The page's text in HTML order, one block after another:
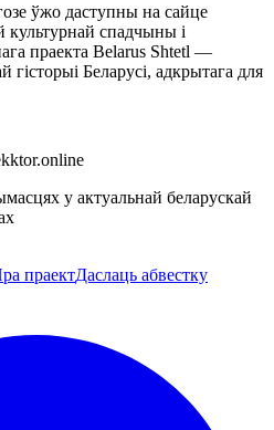
ўжо даступны на сайце
культурнай спадчыны і
праекта Belarus Shtetl —
гісторыі Беларусі, адкрытага для
у актуальнай беларускай
праектДаслаць абвестку